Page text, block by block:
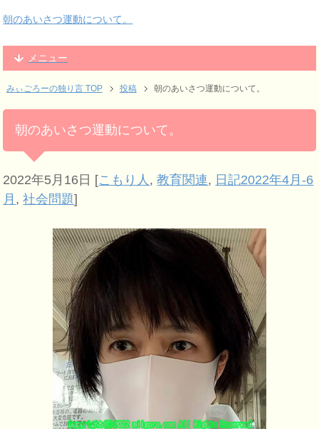
朝のあいさつ運動について。
メニュー
みぃごろーの独り言 TOP 投稿 朝のあいさつ運動について。
朝のあいさつ運動について。
2022年5月16日 [こもり人 ,教育関連, 日記2022年4月-6
月 ,社会問題]